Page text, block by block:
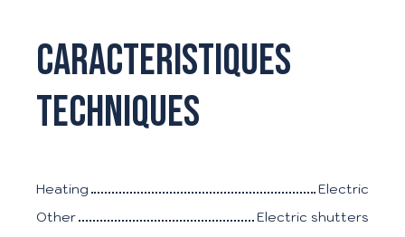
Caracteristiques
techniques
Heating
Electric
Other
Electric shutters